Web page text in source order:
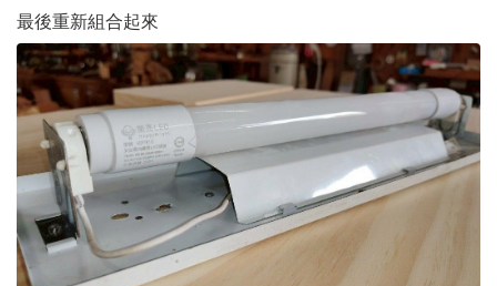
最後重新組合起來